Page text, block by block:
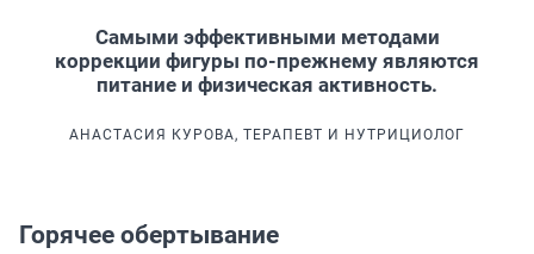
Самыми эффективными методами
коррекции фигуры по-прежнему являются
питание и физическая активность.
АНАСТАСИЯ КУРОВА, ТЕРАПЕВТ И НУТРИЦИОЛОГ
Горячее обертывание